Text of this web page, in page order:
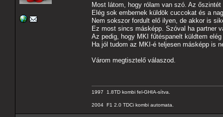
Most látom, hogy rólam van szó. Az
Elég sok embernek küldök cuccokat és a
Nem sokszor fordult elő ilyen, de akkor is
Ez most sincs másképp. Szóval ha partner
Az pedig, hogy MKI fűtéspanelt küldtem
Ha jól tudom az MKI-é teljesen másképp is
Várom megtisztelő válaszod.
1997 1.8TD kombi fel-GHIA-sítva.
2004 F1 2.0 TDCi kombi automata.